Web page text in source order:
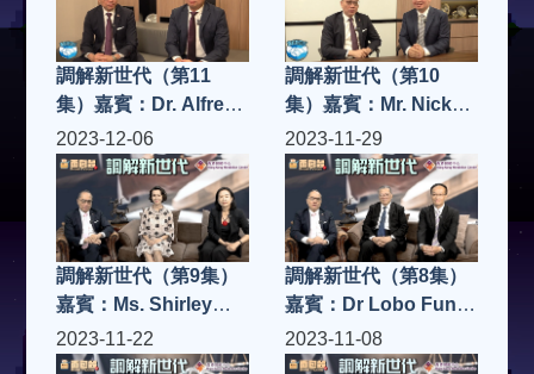
調解新世代（第11
集）嘉賓：Dr. Alfred
Chan
調解新世代（第10
集）嘉賓：Mr. Nick
Chan MH, JP
2023-12-06
調解新世代（第9集）
嘉賓：Ms. Shirley
Loong & Dr. Priscilla
Wong
2023-11-29
調解新世代（第8集）
嘉賓：Dr Lobo Fung
& Dr Andrew Yu
2023-11-22 2023-11-08